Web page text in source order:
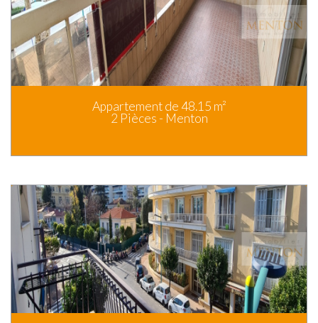
Appartement de 48.15 m²
2 Pièces - Menton